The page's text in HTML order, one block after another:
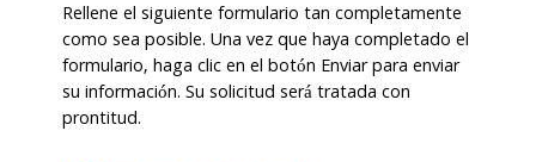
Rellene el siguiente formulario tan completamente
como sea posible. Una vez que haya completado el
formulario, haga clic en el botón Enviar para enviar
su información. Su solicitud será tratada con
prontitud.